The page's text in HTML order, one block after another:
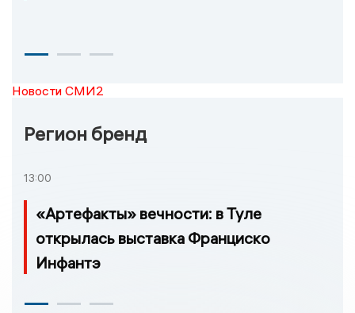
Новости СМИ2
Регион бренд
13:00
«Артефакты» вечности: в Туле
открылась выставка Франциско
Инфантэ